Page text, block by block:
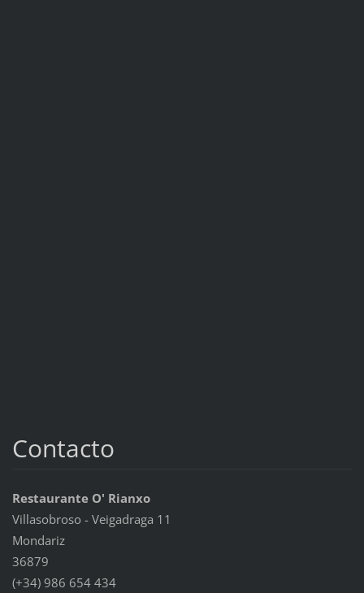
Contacto
Restaurante O' Rianxo
Villasobroso - Veigadraga 11
Mondariz
36879
(+34) 986 654 434